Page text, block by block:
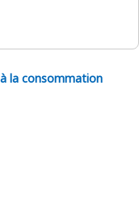
la consommation